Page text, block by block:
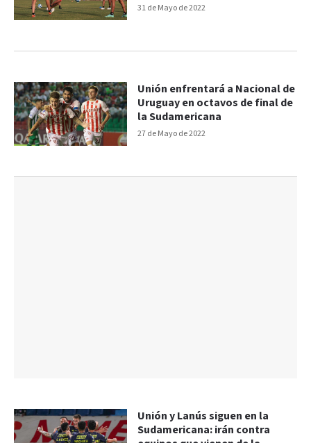
31 de Mayo de 2022
27 de Mayo de 2022
Unión enfrentará a Nacional de
Uruguay en octavos de final de
la Sudamericana
Unión y Lanús siguen en la
Sudamericana: irán contra